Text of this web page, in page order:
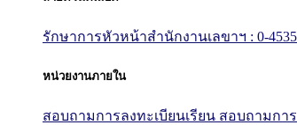
รักษาการหัวหน้าสำนักงานเลขาฯ : 0-
หน่วยงานภายใน
สอบถามการลงทะเบียนเรียน สอบถามกา